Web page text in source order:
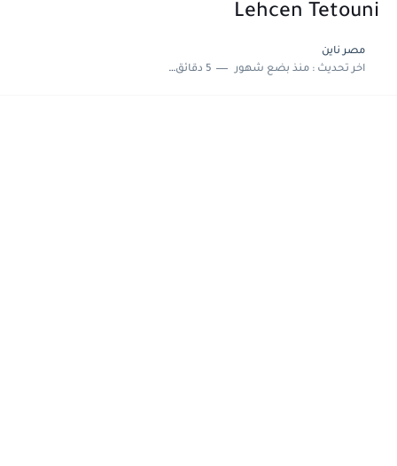
Lehcen Tetouni
مصر ناين
اخر تحديث :منذ بضع شهور 5 دقائق للقراءة